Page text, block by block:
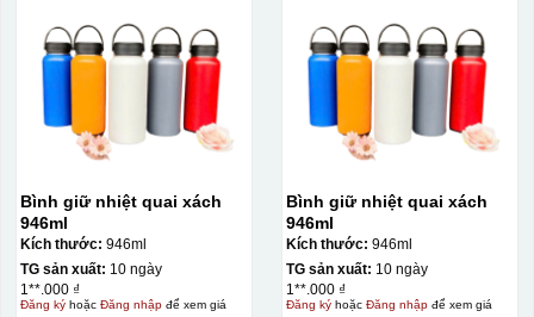
Bình giữ nhiệt quai xách
946ml
Kích thước: 946ml
TG sản xuất: 10 ngày
1**.000 ₫
Đăng kýhoặc Đăng nhậpđể xem giá
Bình giữ nhiệt quai xách
946ml
Kích thước: 946ml
TG sản xuất: 10 ngày
1**.000 ₫
Đăng kýhoặc Đăng nhậpđể xem giá